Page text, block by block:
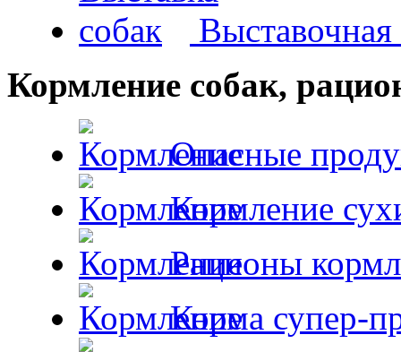
Выставочная
Кормление собак,
Опасные
Кормление
Рационы
Корма супер-